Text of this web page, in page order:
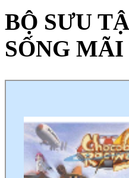
BỘ SƯU
SỐNG